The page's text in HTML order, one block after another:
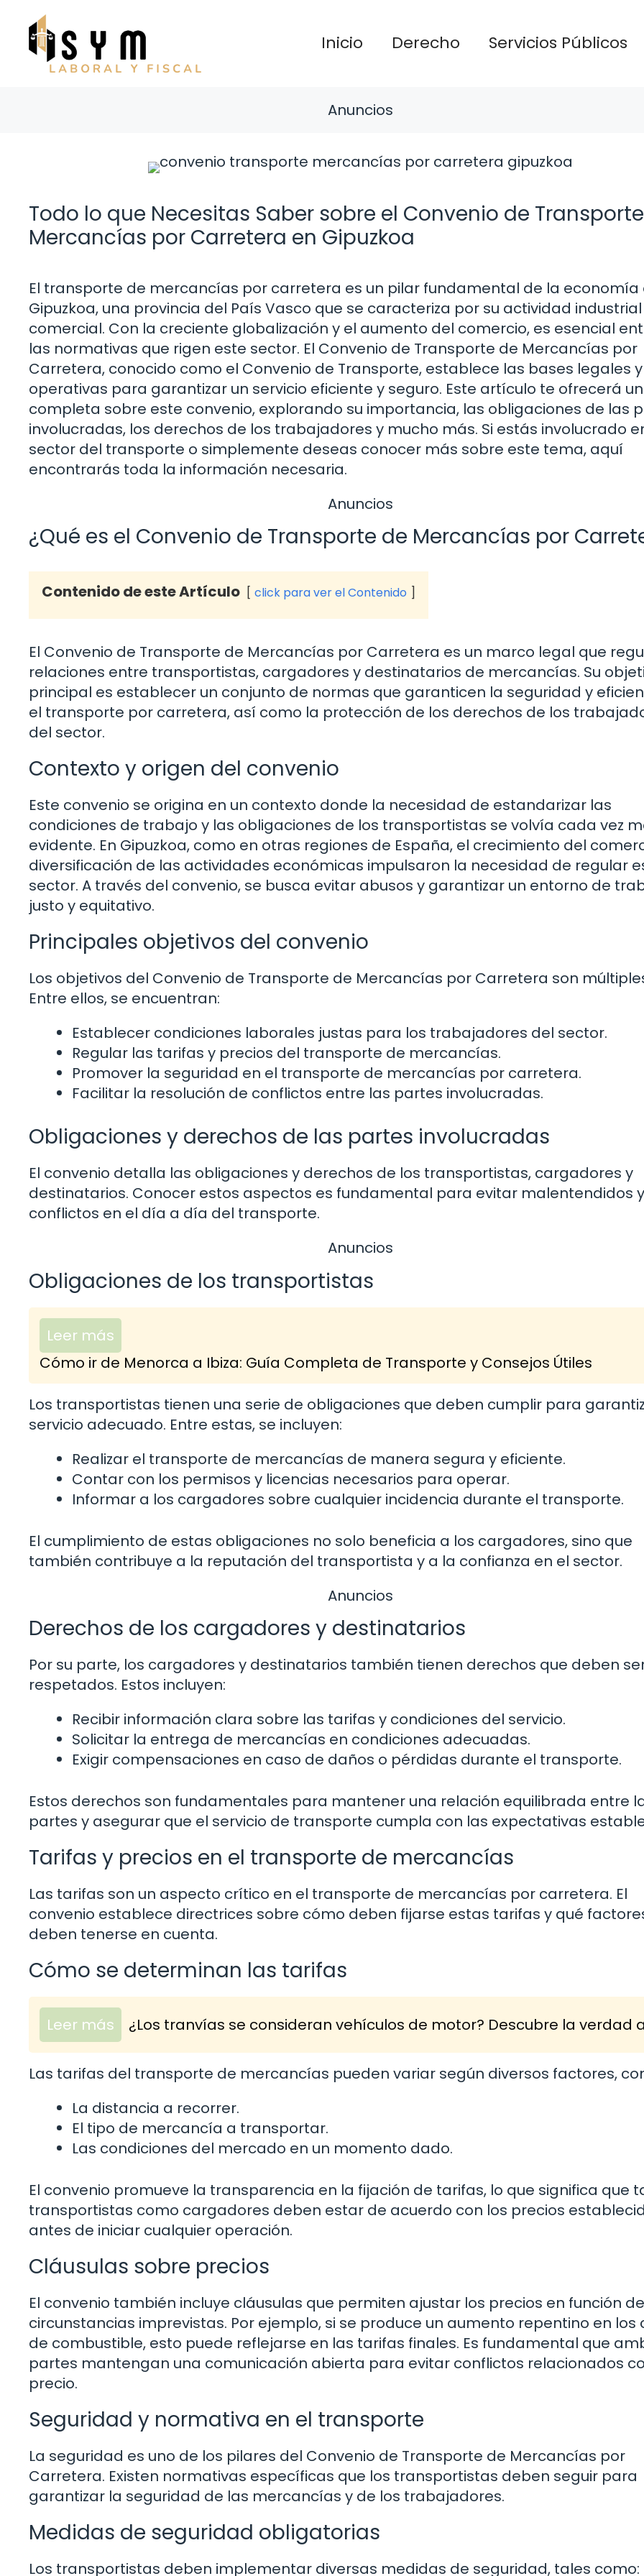
contenido
Inicio Derecho Servicios Públicos
Anuncios
Todo lo que Necesitas Saber sobre el Convenio de
Mercancías por Carretera en Gipuzkoa
El transporte de mercancías por carretera es un pilar fundamental de la economía
Gipuzkoa, una provincia del País Vasco que se caracteriza por su actividad
comercial. Con la creciente globalización y el aumento del comercio, es esencial
las normativas que rigen este sector. El Convenio de Transporte de Mercancías por
Carretera, conocido como el Convenio de Transporte, establece las bases legales y
operativas para garantizar un servicio eficiente y seguro. Este artículo te ofrecerá
completa sobre este convenio, explorando su importancia, las obligaciones de las
involucradas, los derechos de los trabajadores y mucho más. Si estás involucrado
sector del transporte o simplemente deseas conocer más sobre este tema, aquí
encontrarás toda la información necesaria.
Anuncios
¿Qué es el Convenio de Transporte de Mercancías por
Contenido de este Artículo click para ver el Contenido
El Convenio de Transporte de Mercancías por Carretera es un marco legal que
relaciones entre transportistas, cargadores y destinatarios de mercancías. Su
principal es establecer un conjunto de normas que garanticen la seguridad y
el transporte por carretera, así como la protección de los derechos de los
del sector.
Contexto y origen del convenio
Este convenio se origina en un contexto donde la necesidad de estandarizar las
condiciones de trabajo y las obligaciones de los transportistas se volvía cada vez
evidente. En Gipuzkoa, como en otras regiones de España, el crecimiento del
diversificación de las actividades económicas impulsaron la necesidad de regular
sector. A través del convenio, se busca evitar abusos y garantizar un entorno de
justo y equitativo.
Principales objetivos del convenio
Los objetivos del Convenio de Transporte de Mercancías por Carretera son
Entre ellos, se encuentran:
Establecer condiciones laborales justas para los trabajadores del sector.
Regular las tarifas y precios del transporte de mercancías.
Promover la seguridad en el transporte de mercancías por carretera.
Facilitar la resolución de conflictos entre las partes involucradas.
Obligaciones y derechos de las partes involucradas
El convenio detalla las obligaciones y derechos de los transportistas, cargadores y
destinatarios. Conocer estos aspectos es fundamental para evitar malentendidos y
conflictos en el día a día del transporte.
Anuncios
Obligaciones de los transportistas
Leer más
Cómo ir de Menorca a Ibiza: Guía Completa de Transporte y Consejos Útiles
Los transportistas tienen una serie de obligaciones que deben cumplir para
servicio adecuado. Entre estas, se incluyen:
Realizar el transporte de mercancías de manera segura y eficiente.
Contar con los permisos y licencias necesarios para operar.
Informar a los cargadores sobre cualquier incidencia durante el transporte.
El cumplimiento de estas obligaciones no solo beneficia a los cargadores, sino que
también contribuye a la reputación del transportista y a la confianza en el sector.
Anuncios
Derechos de los cargadores y destinatarios
Por su parte, los cargadores y destinatarios también tienen derechos que deben
respetados. Estos incluyen:
Recibir información clara sobre las tarifas y condiciones del servicio.
Solicitar la entrega de mercancías en condiciones adecuadas.
Exigir compensaciones en caso de daños o pérdidas durante el transporte.
Estos derechos son fundamentales para mantener una relación equilibrada entre
partes y asegurar que el servicio de transporte cumpla con las expectativas
Tarifas y precios en el transporte de mercancías
Las tarifas son un aspecto crítico en el transporte de mercancías por carretera. El
convenio establece directrices sobre cómo deben fijarse estas tarifas y qué
deben tenerse en cuenta.
Cómo se determinan las tarifas
Leer más ¿Los tranvías se consideran vehículos de motor? Descubre la verdad
Las tarifas del transporte de mercancías pueden variar según diversos factores,
La distancia a recorrer.
El tipo de mercancía a transportar.
Las condiciones del mercado en un momento dado.
El convenio promueve la transparencia en la fijación de tarifas, lo que significa que
transportistas como cargadores deben estar de acuerdo con los precios
antes de iniciar cualquier operación.
Cláusulas sobre precios
El convenio también incluye cláusulas que permiten ajustar los precios en función de
circunstancias imprevistas. Por ejemplo, si se produce un aumento repentino en los
de combustible, esto puede reflejarse en las tarifas finales. Es fundamental que
partes mantengan una comunicación abierta para evitar conflictos relacionados
precio.
Seguridad y normativa en el transporte
La seguridad es uno de los pilares del Convenio de Transporte de Mercancías por
Carretera. Existen normativas específicas que los transportistas deben seguir para
garantizar la seguridad de las mercancías y de los trabajadores.
Medidas de seguridad obligatorias
Los transportistas deben implementar diversas medidas de seguridad, tales como: